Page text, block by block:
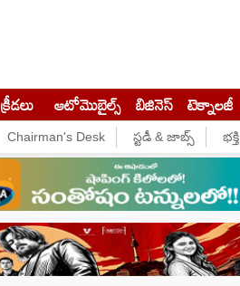
క్రీడలు ఆటోమొబైల్స్ బిజినెస్‌ టెక్నాలజీ
Chairman's Desk స్టడీ & జాబ్స్ భక్తి